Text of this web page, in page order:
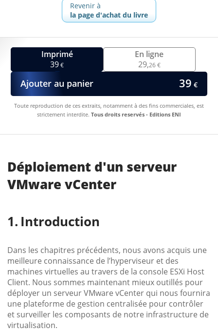
Revenir à
la page d'achat du livre
Imprimé
39€
En ligne
29,26 €
Ajouter au panier 39 €
Toute reproduction de ces extraits, notamment à des fins commerciales, est
strictement interdite. Tous droits reservés - Editions ENI
Déploiement d'un serveur
VMware vCenter
Introduction
Dans les chapitres précédents, nous avons acquis une
meilleure connaissance de l’hyperviseur et des
machines virtuelles au travers de la console ESXi Host
Client. Nous sommes maintenant mieux outillés pour
déployer un serveur VMware vCenter qui nous fournira
une plateforme de gestion centralisée pour contrôler
et surveiller les composants de notre infrastructure de
virtualisation.